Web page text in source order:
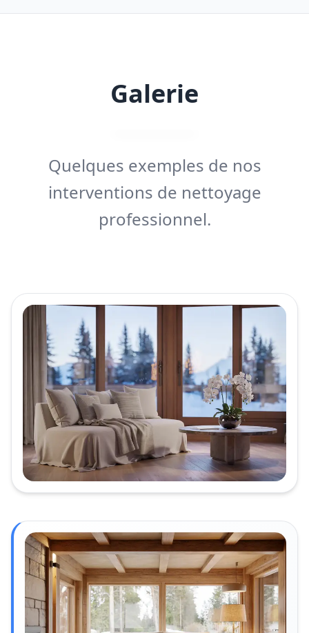
Galerie
Quelques exemples de nos
interventions de nettoyage
professionnel.